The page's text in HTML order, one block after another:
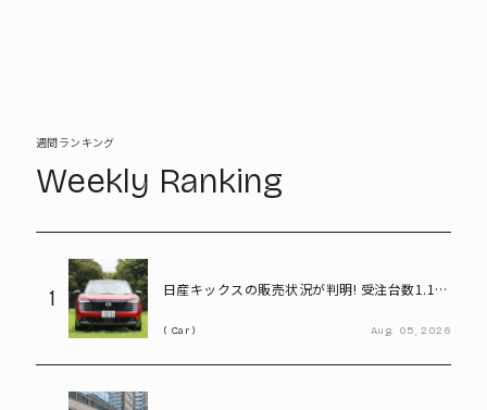
週間ランキング
Weekly Ranking
1
日産キックスの販売状況が判明! 受注台数1.1台
Car Aug. 05, 2026